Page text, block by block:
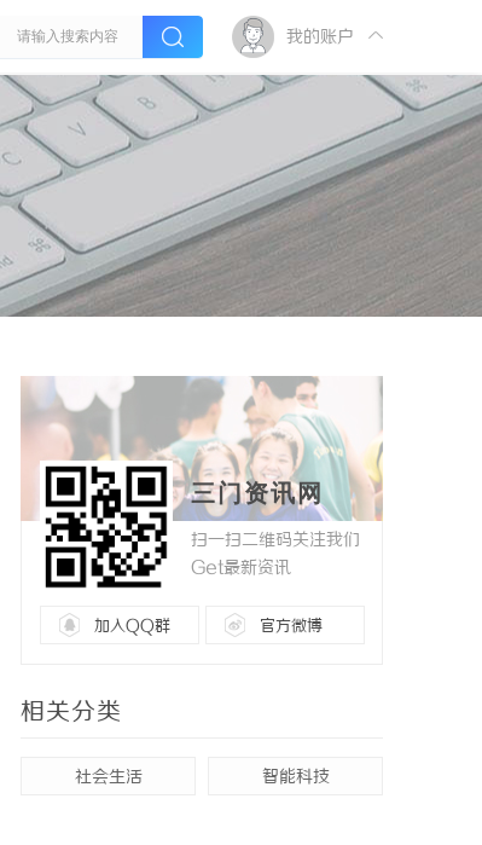
我的账户
三门资讯网
扫一扫二维码关注我们
Get最新资讯
加入QQ群 官方微博
相关分类
社会生活 智能科技